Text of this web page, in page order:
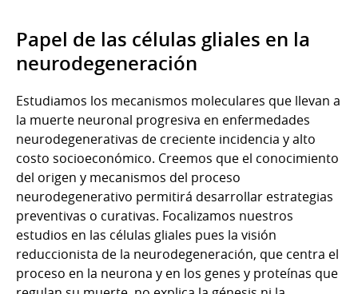
Papel de las células gliales en la
neurodegeneración
Estudiamos los mecanismos moleculares que llevan a
la muerte neuronal progresiva en enfermedades
neurodegenerativas de creciente incidencia y alto
costo socioeconómico. Creemos que el conocimiento
del origen y mecanismos del proceso
neurodegenerativo permitirá desarrollar estrategias
preventivas o curativas. Focalizamos nuestros
estudios en las células gliales pues la visión
reduccionista de la neurodegeneración, que centra el
proceso en la neurona y en los genes y proteínas que